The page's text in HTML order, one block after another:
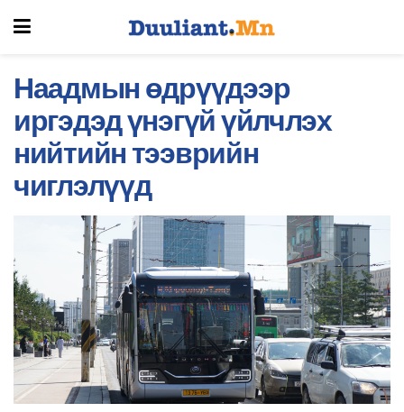
Наадмын өдрүүдээр
иргэдэд үнэгүй үйлчлэх
нийтийн тээврийн
чиглэлүүд